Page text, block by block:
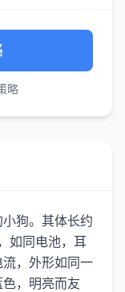
略
狗。其体长约
如同电池，耳
，外形如同一
，明亮而友